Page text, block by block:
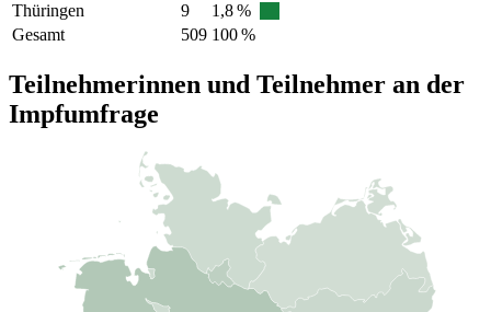
Thüringen
9
1,8 %
Gesamt
509 100 %
Teilnehmerinnen und Teilnehmer an der
Impfumfrage